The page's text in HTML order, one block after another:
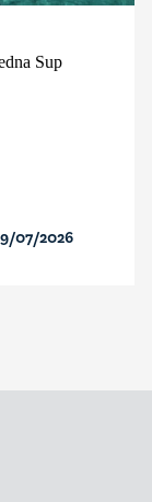
Sup
07/2026